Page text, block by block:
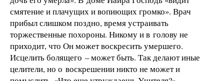
смятение и плачущих и вопиющих громко». Врач
прибыл слишком поздно, время устраивать
торжественные похороны. Никому и в голову не
приходит, что Он может воскресить умершего.
Исцелить болящего – может быть. Так делают иные
целители, но о воскрешении никто не может и